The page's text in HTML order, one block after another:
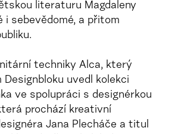
literaturu Magdaleny
sebevědomé, a přitom
techniky Alca, který
uvedl kolekci
ve spolupráci s designérkou
prochází kreativní
Jana Plecháče a titul